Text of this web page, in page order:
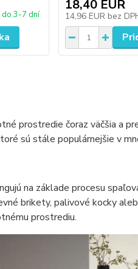
do 3-7 dní
18,40 EUR
14,96 EUR bez
prostredie čoraz väčšia a
sú stále populárnejšie v
na základe procesu
brikety, palivové kocky
prostrediu.